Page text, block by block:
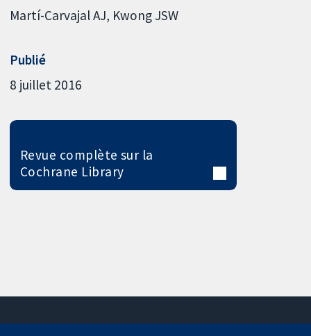
Martí-Carvajal AJ Kwong JSW
Publié
8 juillet 2016
Revue complète sur la
Cochrane Library